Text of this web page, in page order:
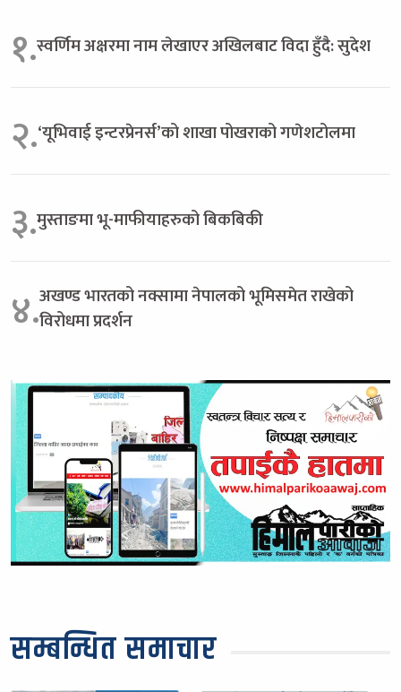
१.स्वर्णिम अक्षरमा नाम लेखाएर अखिलबाट विदा हुँदै: सुदेश
२.‘यूभिवाई इन्टरप्रेनर्स’को शाखा पोखराको गणेशटोलमा
३.मुस्ताङमा भू-माफीयाहरुको बिकबिकी
४.अखण्ड भारतको नक्सामा नेपालको भूमिसमेत राखेको
विरोधमा प्रदर्शन
सम्बन्धित समाचार